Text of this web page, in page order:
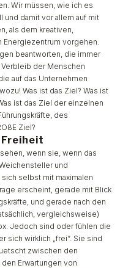
Wir müssen, wie ich es
und damit vor allem auf mit
als dem kreativen,
Energiezentrum vorgehen.
beantworten, die immer
der Menschen
auf das Unternehmen
Was ist das Ziel? Was ist
ist das Ziel der einzelnen
des
Ziel?
wenn sie, wenn das
und
selbst mit maximalen
erscheint, gerade mit Blick
und gerade nach den
vergleichsweise)
Jedoch sind oder fühlen die
sich wirklich „frei“. Sie sind
zwischen den
Erwartungen von